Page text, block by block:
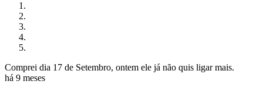
Comprei dia 17 de Setembro, ontem ele já não quis ligar mais.
há 9 meses